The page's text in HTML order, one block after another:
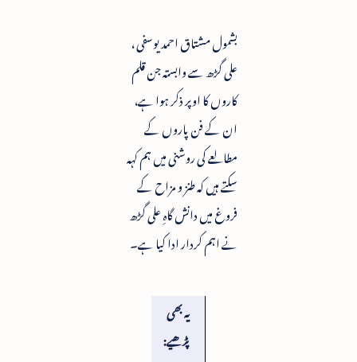
بشمول مشتاق احمد یوسفی ،
علی گڑھ سے وابستہ جن قلم
کاروں کا اوپر ذکر ہوا ہے،
ان کے فن پاروں کے
مطالعے کی روشنی میں ہم کہہ
سکتے ہیں کہ طنز و مزاح کے
فروغ میں دانش گاہِ علی گڑھ
نے اہم کردار ادا کیا ہے۔
یہ بھی
پڑھیے: